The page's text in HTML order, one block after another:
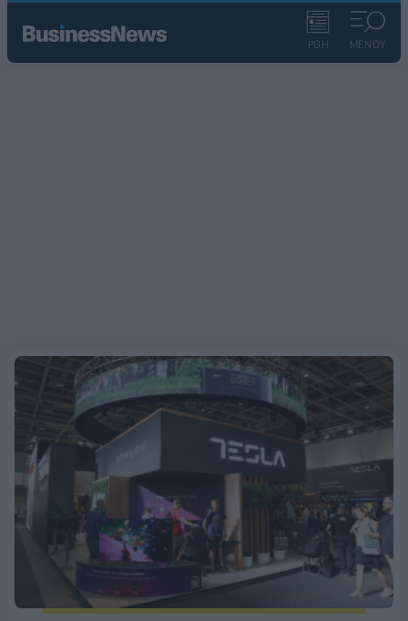
ΡΟΗ ΜΕΝΟΥ